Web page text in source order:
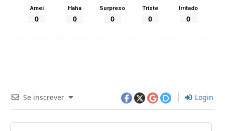
Amei
0
Haha
0
Surpreso
0
Triste
0
Irritado
0
Se inscrever Login